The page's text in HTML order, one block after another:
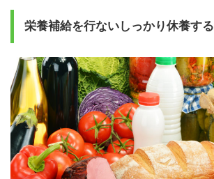
栄養補給を行ないしっかり休養する